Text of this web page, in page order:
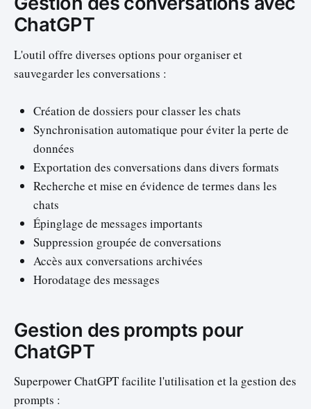
ChatGPT
L'outil offre diverses options pour organiser et
sauvegarder les conversations :
Création de dossiers pour classer les chats
Synchronisation automatique pour éviter la perte de
données
Exportation des conversations dans divers formats
Recherche et mise en évidence de termes dans les
chats
Épinglage de messages importants
Suppression groupée de conversations
Accès aux conversations archivées
Horodatage des messages
Gestion des prompts pour
ChatGPT
Superpower ChatGPT facilite l'utilisation et la gestion des
prompts :